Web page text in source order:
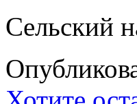
Сельский